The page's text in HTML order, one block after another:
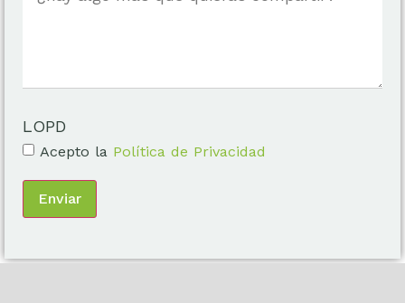
LOPD
Acepto la Política de Privacidad
Enviar